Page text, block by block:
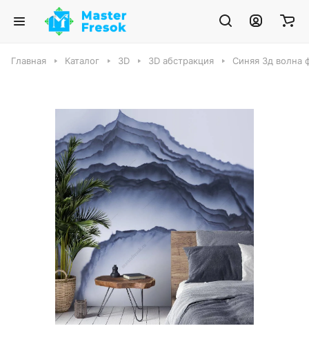
Главная Каталог 3D 3D абстракция Синяя 3д волна